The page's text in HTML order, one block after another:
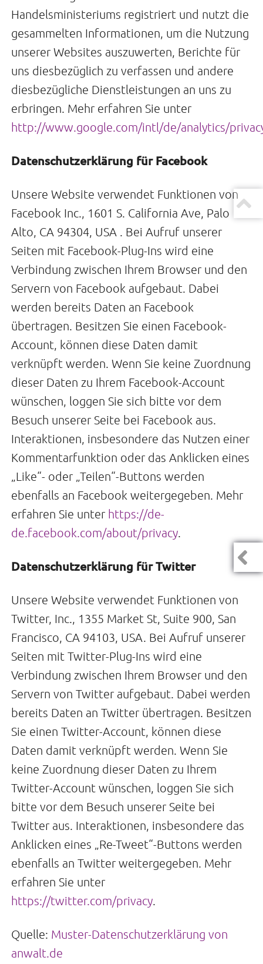
Handelsministeriums registriert und nutzt die
gesammelten Informationen, um die Nutzung
unserer Websites auszuwerten, Berichte für
uns diesbezüglich zu verfassen und andere
diesbezügliche Dienstleistungen an uns zu
erbringen. Mehr erfahren Sie unter
http://www.google.com/intl/de/analytics/
Datenschutzerklärung für Facebook
Unsere Website verwendet Funktionen von
Facebook Inc., 1601 S. California Ave, Palo
Alto, CA 94304, USA . Bei Aufruf unserer
Seiten mit Facebook-Plug-Ins wird eine
Verbindung zwischen Ihrem Browser und den
Servern von Facebook aufgebaut. Dabei
werden bereits Daten an Facebook
übertragen. Besitzen Sie einen Facebook-
Account, können diese Daten damit
verknüpft werden. Wenn Sie keine Zuordnung
dieser Daten zu Ihrem Facebook-Account
wünschen, loggen Sie sich bitte vor dem
Besuch unserer Seite bei Facebook aus.
Interaktionen, insbesondere das Nutzen einer
Kommentarfunktion oder das Anklicken eines
„Like“- oder „Teilen“-Buttons werden
ebenfalls an Facebook weitergegeben. Mehr
erfahren Sie unter https://de-
de.facebook.com/about/privacy.
Datenschutzerklärung für Twitter
Unsere Website verwendet Funktionen von
Twitter, Inc., 1355 Market St, Suite 900, San
Francisco, CA 94103, USA. Bei Aufruf unserer
Seiten mit Twitter-Plug-Ins wird eine
Verbindung zwischen Ihrem Browser und den
Servern von Twitter aufgebaut. Dabei werden
bereits Daten an Twitter übertragen. Besitzen
Sie einen Twitter-Account, können diese
Daten damit verknüpft werden. Wenn Sie
keine Zuordnung dieser Daten zu Ihrem
Twitter-Account wünschen, loggen Sie sich
bitte vor dem Besuch unserer Seite bei
Twitter aus. Interaktionen, insbesondere das
Anklicken eines „Re-Tweet“-Buttons werden
ebenfalls an Twitter weitergegeben. Mehr
erfahren Sie unter
https://twitter.com/privacy.
Quelle: Muster-Datenschutzerklärung von
anwalt.de